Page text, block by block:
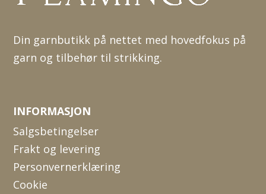
Din garnbutikk på nettet med hovedfokus på
garn og tilbehør til strikking.
INFORMASJON
Salgsbetingelser
Frakt og levering
Personvernerklæring
Cookie